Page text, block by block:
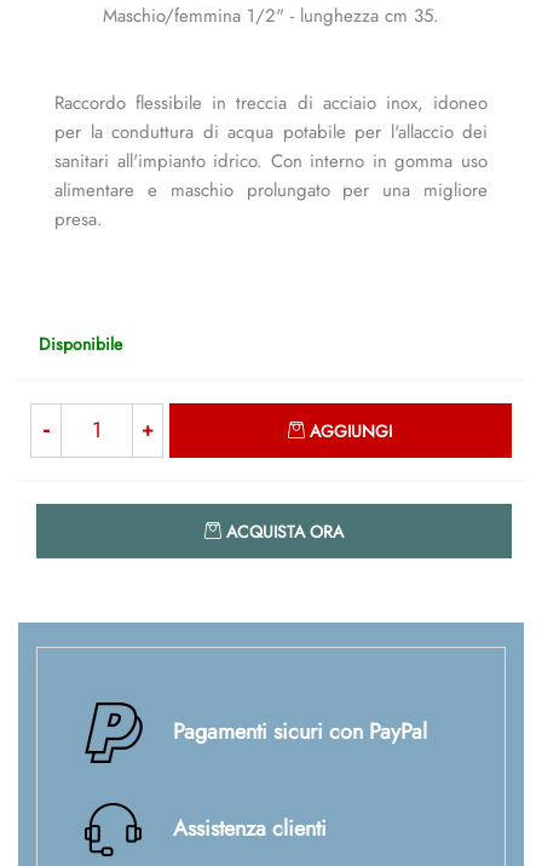
Maschio/femmina 1/2" - lunghezza cm 35.
Raccordo flessibile in treccia di acciaio inox, idoneo
per la conduttura di acqua potabile per l'allaccio dei
sanitari all'impianto idrico. Con interno in gomma uso
alimentare e maschio prolungato per una migliore
presa.
Disponibile
AGGIUNGI
ACQUISTA ORA
Pagamenti sicuri con PayPal
Assistenza clienti